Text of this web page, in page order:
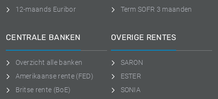
12-maands Euribor
Term SOFR 3 maanden
CENTRALE BANKEN
Overzicht alle banken
Amerikaanse rente (FED)
Britse rente (BoE)
OVERIGE RENTES
SARON
ESTER
SONIA